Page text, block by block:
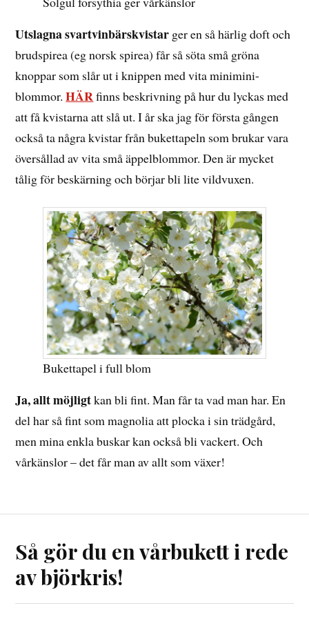
Utslagna svartvinbärskvistar ger en så härlig doft och
brudspirea (eg norsk spirea) får så söta små gröna
knoppar som slår ut i knippen med vita minimini-
blommor.HÄRfinns beskrivning på hur du lyckas med
att få kvistarna att slå ut. I år ska jag för första gången
också ta några kvistar från bukettapeln som brukar vara
översållad av vita små äppelblommor. Den är mycket
tålig för beskärning och börjar bli lite vildvuxen.
Bukettapel i full blom
Ja, allt möjligtkan bli fint. Man får ta vad man har. En
del har så fint som magnolia att plocka i sin trädgård,
men mina enkla buskar kan också bli vackert. Och
vårkänslor – det får man av allt som växer!
Så gör du en vårbukett i rede
av björkris!